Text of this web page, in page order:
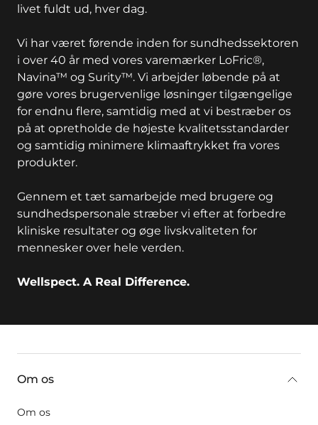
livet fuldt ud, hver dag.
Vi har været førende inden for sundhedssektoren
i over 40 år med vores varemærker LoFric®,
Navina™ og Surity™. Vi arbejder løbende på at
gøre vores brugervenlige løsninger tilgængelige
for endnu flere, samtidig med at vi bestræber os
på at opretholde de højeste kvalitetsstandarder
og samtidig minimere klimaaftrykket fra vores
produkter.
Gennem et tæt samarbejde med brugere og
sundhedspersonale stræber vi efter at forbedre
kliniske resultater og øge livskvaliteten for
mennesker over hele verden.
Wellspect. A Real Difference.
Om os
Om os